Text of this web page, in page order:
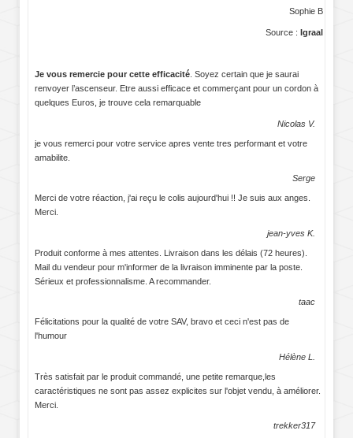
Sophie B
Source : Igraal
Je vous remercie pour cette efficacité . Soyez certain que je saurai
renvoyer l’ascenseur. Etre aussi efficace et commerçant pour un cordon à
quelques Euros, je trouve cela remarquable
Nicolas V.
je vous remerci pour votre service apres vente tres performant et votre
amabilite.
Serge
Merci de votre réaction, j'ai reçu le colis aujourd'hui !! Je suis aux anges.
Merci.
jean-yves K.
Produit conforme à mes attentes. Livraison dans les délais (72 heures).
Mail du vendeur pour m'informer de la livraison imminente par la poste.
Sérieux et professionnalisme. A recommander.
taac
Félicitations pour la qualité de votre SAV, bravo et ceci n'est pas de
l'humour
Hélène L.
Très satisfait par le produit commandé, une petite remarque,les
caractéristiques ne sont pas assez explicites sur l'objet vendu, à améliorer.
Merci.
trekker317